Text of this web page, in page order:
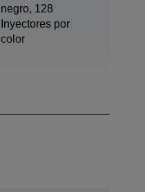
negro, 128
Inyectores por
color